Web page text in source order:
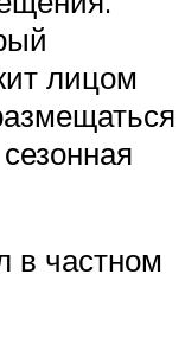
лицом
в частном